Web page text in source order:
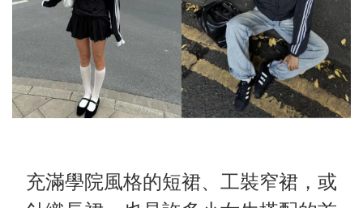
充滿學院風格的短裙、 工裝窄裙 ，或